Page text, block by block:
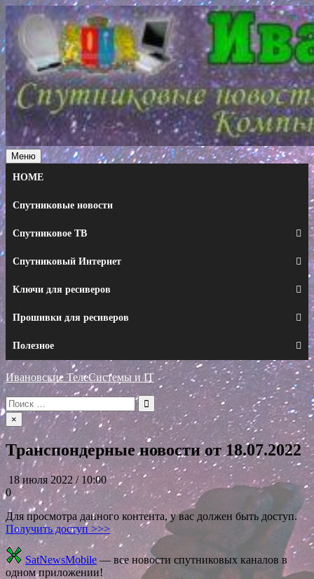
Перейти
к
содержимому
Меню
HOME
Спутниковые новости
Спутниковое ТВ
Спутниковый Интернет
Ключи для ресиверов
Прошивки для ресиверов
Полезное
Ивановские ТелеСистемы и IT
Искать:
×
Транспондерные новости от 18.07.2022
18 июля 2022 / 10:00
0
Для просмотра данного контента, у вас должен быть доступ.
Получить доступ >>>
SatNewsMobile— все новости спутниковых каналов в
одном приложении!